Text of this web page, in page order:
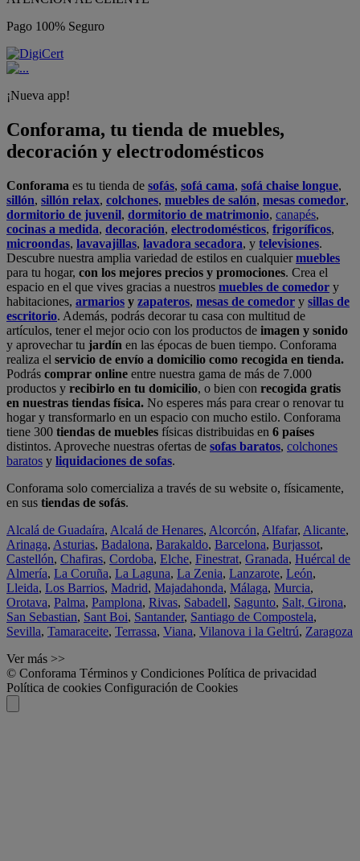
Pago 100% Seguro
¡Nueva app!
Conforama, tu tienda de muebles,
decoración y electrodomésticos
Conforama es tu tienda de sofás, sofá cama, sofá chaise longue,
sillón, sillón relax, colchones, muebles de salón, mesas comedor,
dormitorio de juvenil, dormitorio de matrimonio, canapés,
cocinas a medida, decoración, electrodomésticos, frigoríficos,
microondas, lavavajillas, lavadora secadora, y televisiones.
Descubre nuestra amplia variedad de estilos en cualquiermuebles
para tu hogar, con los mejores precios y promociones. Crea el
espacio en el que vives gracias a nuestros muebles de comedor y
habitaciones, armarios y zapateros, mesas de comedor y sillas de
escritorio. Además, podrás decorar tu casa con multitud de
artículos, tener el mejor ocio con los productos de imagen y sonido
y aprovechar tu jardín en las épocas de buen tiempo. Conforama
realiza el servicio de envío a domicilio como recogida en tienda.
Podrás comprar online entre nuestra gama de más de 7.000
productos y recibirlo en tu domicilio, o bien con recogida gratis
en nuestras tiendas física. No esperes más para crear o renovar tu
hogar y transformarlo en un espacio con mucho estilo. Conforama
tiene 300 tiendas de muebles físicas distribuidas en 6 países
distintos. Aproveche nuestras ofertas de sofas baratos, colchones
baratos y liquidaciones de sofas.
Conforama solo comercializa a través de su website o, físicamente,
en sus tiendas de sofás.
Alcalá de Guadaíra, Alcalá de Henares, Alcorcón, Alfafar, Alicante,
Arinaga, Asturias, Badalona, Barakaldo, Barcelona, Burjassot,
Castellón, Chafiras, Cordoba, Elche, Finestrat, Granada, Huércal de
Almería, La Coruña, La Laguna, La Zenia, Lanzarote, León,
Lleida, Los Barrios, Madrid, Majadahonda, Málaga, Murcia,
Orotava, Palma, Pamplona, Rivas, Sabadell, Sagunto, Salt, Girona,
San Sebastian, Sant Boi, Santander, Santiago de Compostela,
Sevilla, Tamaraceite, Terrassa, Viana, Vilanova i la Geltrú, Zaragoza
Ver más >>
© Conforama Términos y Condiciones Política de privacidad
Política de cookies Configuración de Cookies